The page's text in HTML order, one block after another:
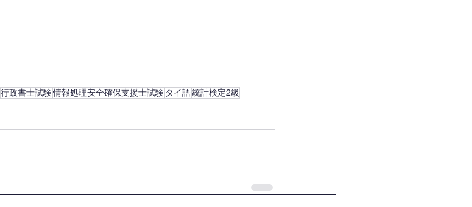
行政書士試験情報処理安全確保支援士試験 タイ語統計検定2級